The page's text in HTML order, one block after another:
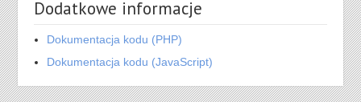
Dodatkowe informacje
Dokumentacja kodu (PHP)
Dokumentacja kodu (JavaScript)